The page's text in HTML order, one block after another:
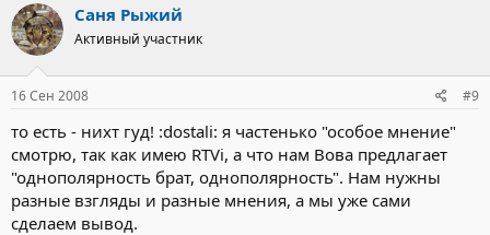
Саня Рыжий
Активный участник
16 Сен 2008 #9
то есть - нихт гуд! :dostali: я частенько "особое мнение"
смотрю, так как имею RTVi, а что нам Bовa предлагает
"однополярность брат, однополярность". Нам нужны
разные взгляды и разные мнения, а мы уже сами
сделаем вывод.